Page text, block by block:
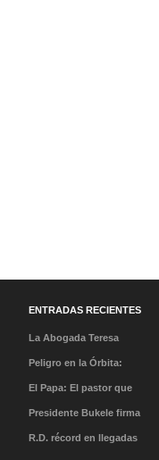
ENTRADAS RECIENTES
La Abogada Teresa
Stella Mera Gómez es la
Peligro en la Órbita:
¿Qué es la «Basura
El Papa: El pastor que
caminó en la tormenta y
el milagro de su llegada
Presidente Bukele firma
acuerdo que abre nueva
R.D. récord en llegadas